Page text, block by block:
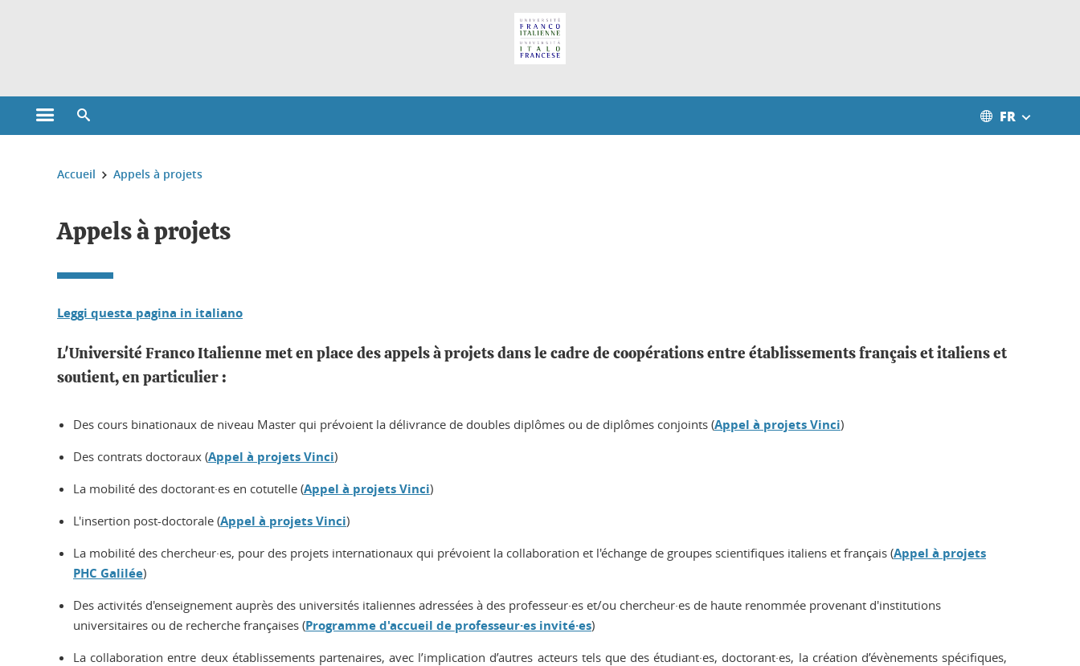
Ouvrir le menu principal FR
Vous êtes ici :
Accueil Appels à projets
Appels à projets
Leggi questa pagina in italiano
L'Université Franco Italienne met en place des appels à projets dans le cadre de coopérations entre établissements français et italiens et
soutient, en particulier :
Des cours binationaux de niveau Master qui prévoient la délivrance de doubles diplômes ou de diplômes conjoints (Appel à projets Vinci)
Des contrats doctoraux (Appel à projets Vinci)
La mobilité des doctorant·es en cotutelle (Appel à projets Vinci)
L'insertion post-doctorale (Appel à projets Vinci)
La mobilité des chercheur·es, pour des projets internationaux qui prévoient la collaboration et l'échange de groupes scientifiques italiens et français (Appel à projets
PHC Galilée)
Des activités d'enseignement auprès des universités italiennes adressées à des professeur·es et/ou chercheur·es de haute renommée provenant d'institutions
universitaires ou de recherche françaises (Programme d'accueil de professeur·es invité·es)
La collaboration entre deux établissements partenaires, avec l’implication d’autres acteurs tels que des étudiant·es, doctorant·es, la création d’évènements spécifiques,